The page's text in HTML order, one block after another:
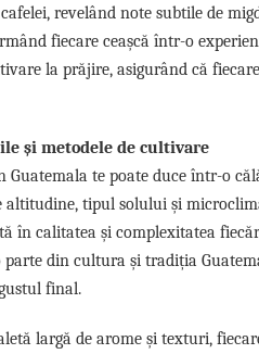
revelând note subtile de
fiecare ceașcă într-o
la prăjire, asigurând că
și metodele de cultivare
Guatemala te poate duce într-o
tipul solului și
în calitatea și complexitatea
din cultura și tradiția
final.
largă de arome și texturi,